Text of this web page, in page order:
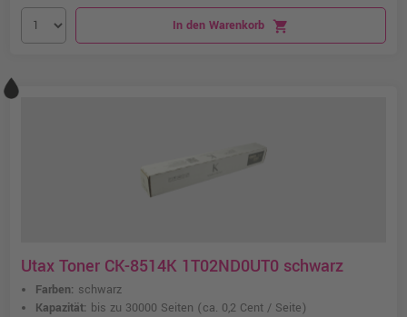
In den Warenkorb shopping_cart
Utax Toner CK-8514K 1T02ND0UT0 schwarz
Farben: schwarz
Kapazität: bis zu 30000 Seiten (ca. 0,2 Cent / Seite)